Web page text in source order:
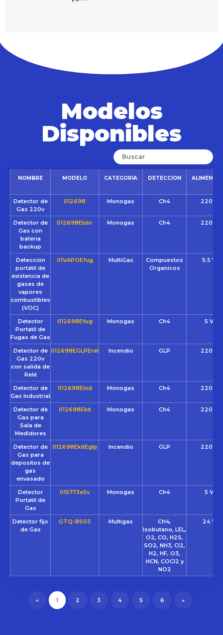
Modelos
Disponibles
NOMBRE MODELO CATEGORIA DETECCION
Detector de
Gas 220v
012698 Monogas Ch4 220
Detector de
Gas con
bateria
backup
012698Ebbr Monogas Ch4 220
Detección
portátil de
existencia de
gases de
vapores
combustibles
(VOC)
01VAPOEfug MultiGas
Compuestos
Organicos
5.5
Detector
Portatil de
Fugas de Gas
012698Efug Monogas Ch4 5 VCC
Detector de
Gas 220v
con salida de
Relé
012698EGLPErel Incendio GLP 220
Detector de
Gas Industrial
012698Eind Monogas Ch4 220
Detector de
Gas para
Sala de
Medidores
012698Ekit Monogas Ch4 220
Detector de
Gas para
depositos de
gas
envasado
012698EkitEglp Incendio GLP 220
Detector
Portatil de
Gas
015773e5v Monogas Ch4 5 VCC
Detector fijo
de Gas
GTQ-BS03 Multigas
CH4,
Isobutano, LEL,
O2, CO, H2S,
SO2, NH3, Cl2,
H2, HF, O3,
HCN, COCl2 y
NO2
24
« 1 2 3 4 5 6 »